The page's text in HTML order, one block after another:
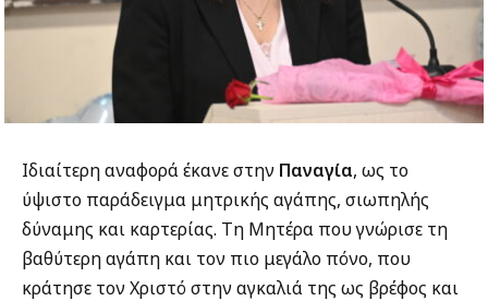
Ιδιαίτερη αναφορά έκανε στην Παναγία, ως το
ύψιστο παράδειγμα μητρικής αγάπης, σιωπηλής
δύναμης και καρτερίας. Τη Μητέρα που γνώρισε τη
βαθύτερη αγάπη και τον πιο μεγάλο πόνο, που
κράτησε τον Χριστό στην αγκαλιά της ως βρέφος και